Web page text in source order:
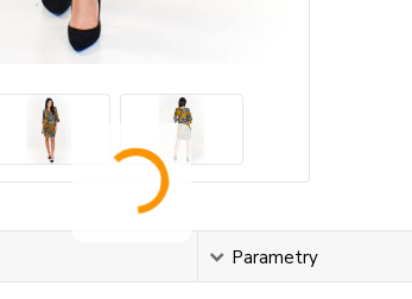
Parametry